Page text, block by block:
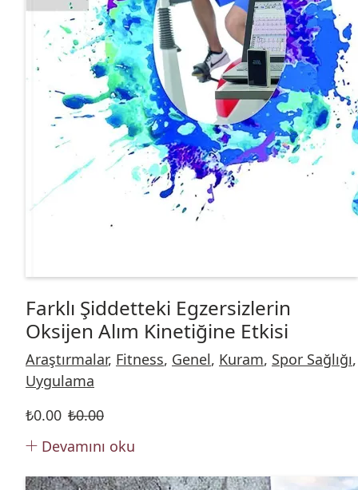
Farklı Şiddetteki Egzersizlerin
Oksijen Alım Kinetiğine Etkisi
Araştırmalar, Fitness, Genel, Kuram, Spor Sağlığı,
Uygulama
₺0.00
₺0.00
Devamını oku